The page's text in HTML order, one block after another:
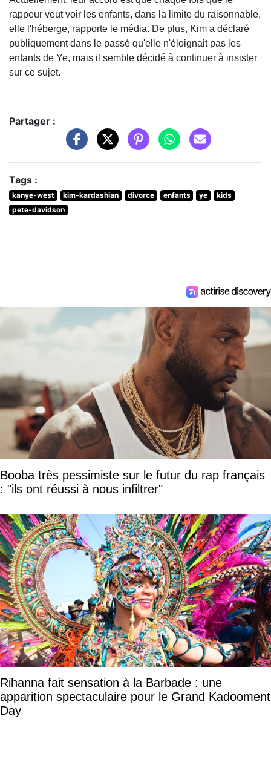
rappeur veut voir les enfants, dans la limite du raisonnable,
elle l'héberge, rapporte le média. De plus, Kim a déclaré
publiquement dans le passé qu'elle n'éloignait pas les
enfants de Ye, mais il semble décidé à continuer à insister
sur ce sujet.
Partager :
Tags :
kanye-west kim-kardashian divorce enfants ye
kids
pete-davidson
Booba très pessimiste sur le futur du rap français
: "ils ont réussi à nous infiltrer"
Rihanna fait sensation à la Barbade : une
apparition spectaculaire pour le Grand Kadooment
Day